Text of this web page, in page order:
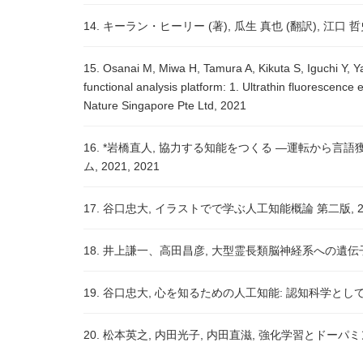
14. キーラン・ヒーリー (著), 瓜生 真也 (翻訳), 江口
15. Osanai M, Miwa H, Tamura A, Kikuta S, Iguchi Y,
functional analysis platform: 1. Ultrathin fluorescence
Nature Singapore Pte Ltd, 2021
16. *岩橋直人, 協力する知能をつくる ―運転から言語
ム, 2021, 2021
17. 谷口忠大, イラストでで学ぶ人工知能概論 第二版,
18. 井上謙一、高田昌彦, 大型霊長類脳神経系への遺
19. 谷口忠大, 心を知るための人工知能: 認知科学と
20. 松本英之, 内田光子, 内田直滋, 強化学習とドーパ